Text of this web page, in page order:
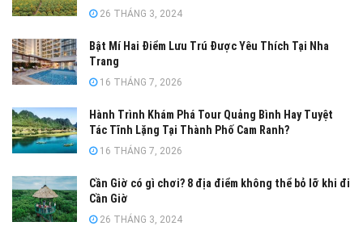
26 THÁNG 3, 2024
Bật Mí Hai Điểm Lưu Trú Được Yêu Thích Tại Nha
Trang
16 THÁNG 7, 2026
Hành Trình Khám Phá Tour Quảng Bình Hay Tuyệt
Tác Tĩnh Lặng Tại Thành Phố Cam Ranh?
16 THÁNG 7, 2026
Cần Giờ có gì chơi? 8 địa điểm không thể bỏ lỡ khi đi
Cần Giờ
26 THÁNG 3, 2024